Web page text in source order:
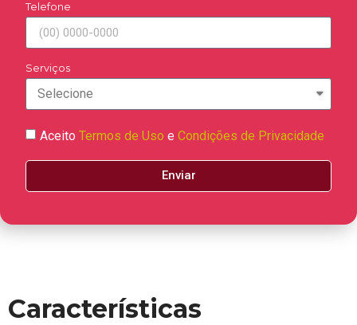
Telefone
Serviços
Aceito Termos de Uso e Condições de Privacidade
Enviar
Características